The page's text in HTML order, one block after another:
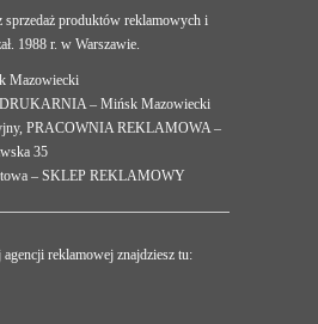
sprzedaż produktów reklamowych i
1988 r. w Warszawie.
Mazowiecki
DRUKARNIA – Mińsk Mazowiecki
PRACOWNIA REKLAMOWA –
35
– SKLEP REKLAMOWY
agencji reklamowej znajdziesz tu: